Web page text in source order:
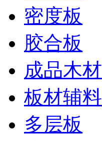
密度板
胶合板
成品木材
板材辅料
多层板